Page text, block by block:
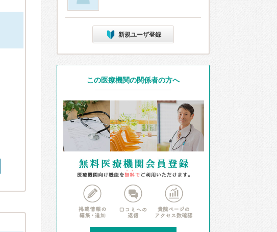
新規ユーザ登録
この医療機関の関係者の方へ